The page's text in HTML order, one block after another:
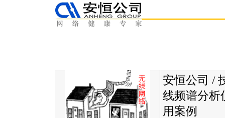
安恒公司 /
线频谱分析
用案例